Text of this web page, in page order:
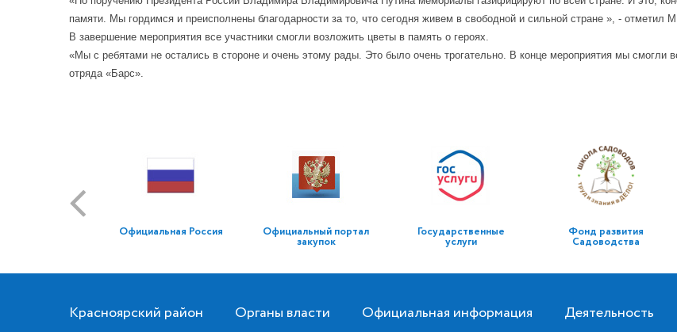
памяти. Мы гордимся и преисполнены благодарности за то, что сегодня живем в свободной и сильной стране », - отметил
В завершение мероприятия все участники смогли возложить цветы в память о героях.
«Мы с ребятами не остались в стороне и очень этому рады. Это было очень трогательно. В конце мероприятия мы
отряда «Барс».
Официальная Россия Официальный портал
закупок
Государственные
услуги
Фонд развития
Садоводства
Красноярский район Органы власти Официальная информация Деятельность